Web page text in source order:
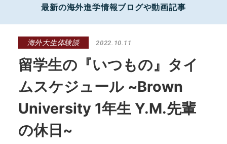
最新の海外進学情報ブログや動画記事
海外大生体験談 2022.10.11
留学生の『いつもの』タイ
ムスケジュール ~Brown
University 1年生 Y.M.先輩
の休日~